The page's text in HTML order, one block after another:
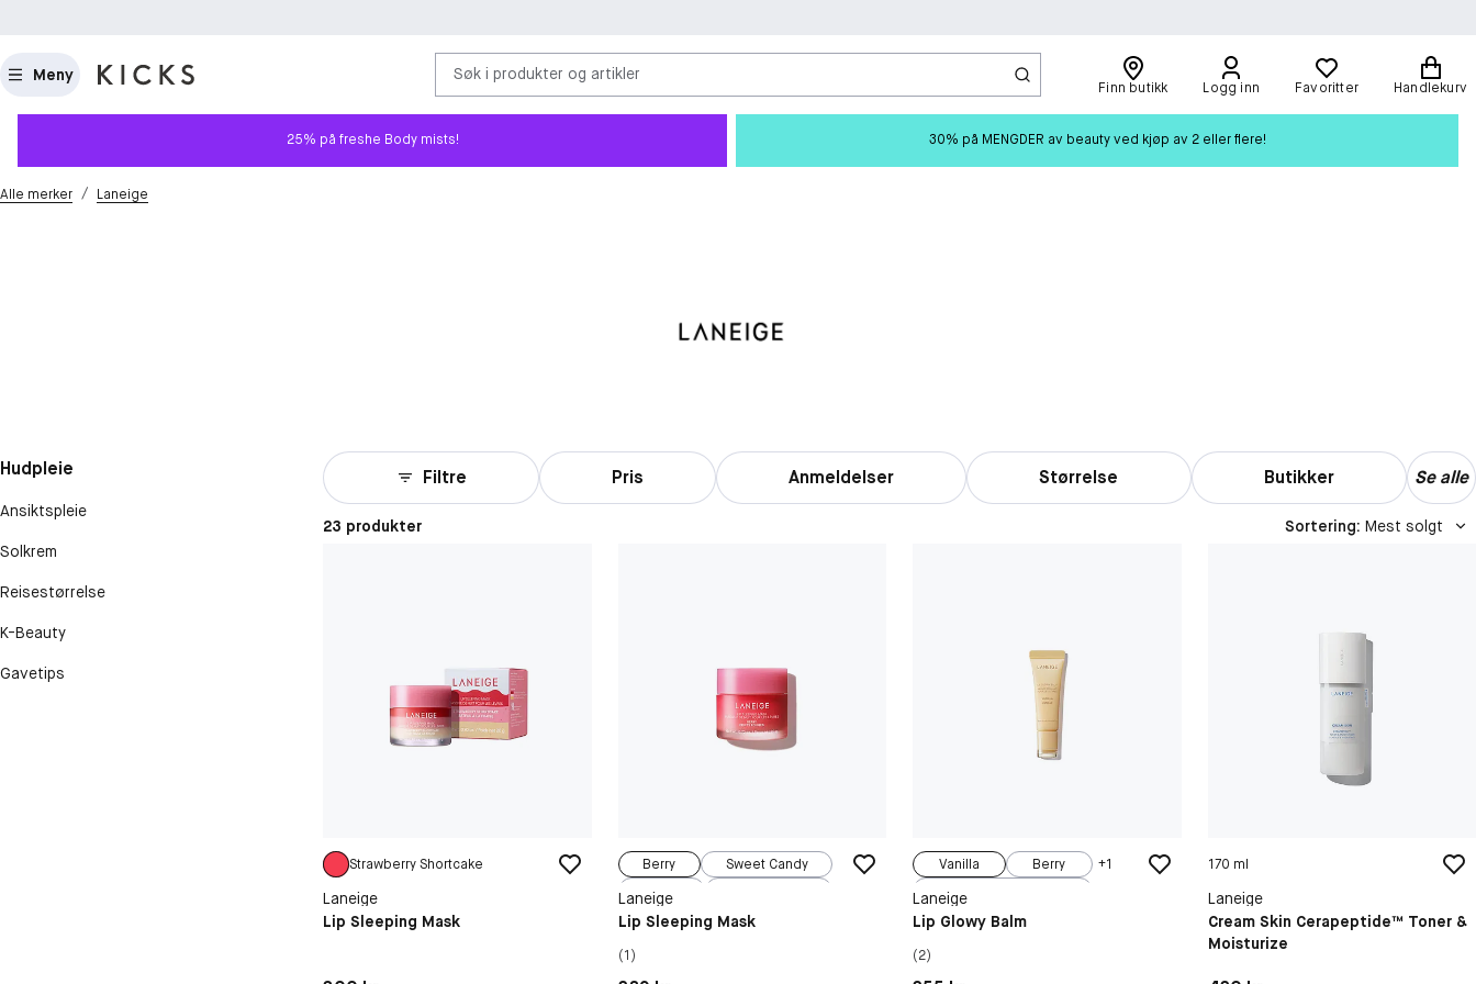
Meny Søk i produkter og artikler
Finn butikk Logg inn Favoritter Handlekurv
25% på freshe Body mists! 30% på MENGDER av beauty ved kjøp av 2 eller flere!
Alle merker / Laneige
Hudpleie
Ansiktspleie
Solkrem
Reisestørrelse
K-Beauty
Gavetips
Filtre Pris Anmeldelser Størrelse Butikker Se alle
23 produkter Sortering: Mest solgt
Strawberry Shortcake
Laneige
Lip Sleeping Mask
Berry
Sweet Candy
Vanilla
Laneige
Lip Sleeping Mask
(1)
Vanilla
Berry
Sweet Candy
+1
Laneige
Lip Glowy Balm
(2)
170 ml
Laneige
Cream Skin Cerapeptide™ Toner &
Moisturize